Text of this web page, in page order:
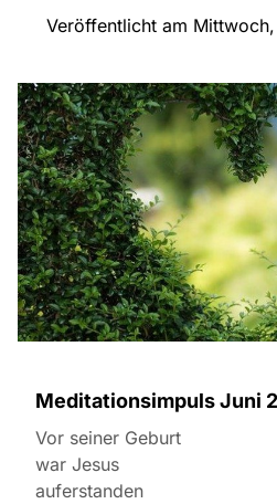
Veröffentlicht am
Meditationsimpuls Juni
Vor seiner Geburt
war Jesus
auferstanden